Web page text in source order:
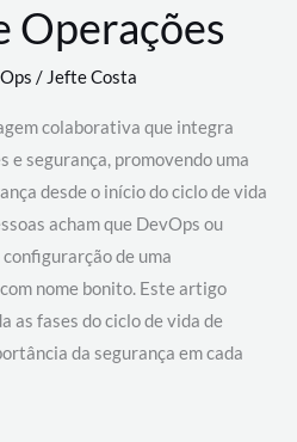
Operações
/Jefte Costa
colaborativa que integra
e segurança, promovendo uma
desde o início do ciclo de vida
acham que DevOps ou
de uma
nome bonito. Este artigo
as fases do ciclo de vida de
da segurança em cada